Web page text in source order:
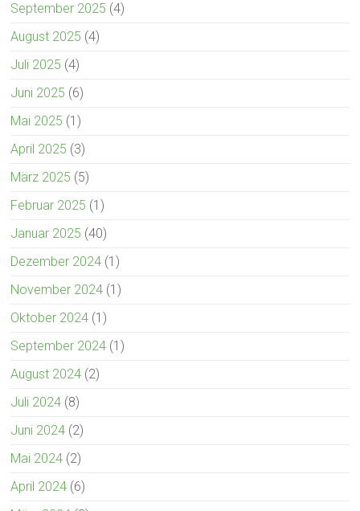
September 2025 (4)
August 2025 (4)
Juli 2025 (4)
Juni 2025 (6)
Mai 2025 (1)
April 2025 (3)
März 2025 (5)
Februar 2025 (1)
Januar 2025 (40)
Dezember 2024 (1)
November 2024 (1)
Oktober 2024 (1)
September 2024 (1)
August 2024 (2)
Juli 2024 (8)
Juni 2024 (2)
Mai 2024 (2)
April 2024 (6)